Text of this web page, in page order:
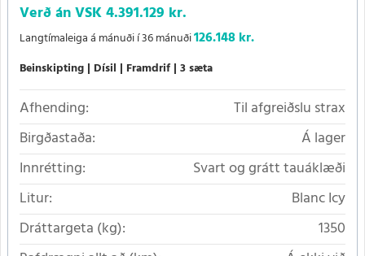
Verð án VSK4.391.129 kr.
Langtímaleiga á mánuði í 36 mánuði126.148 kr.
Beinskipting Dísil Framdrif 3 sæta
Afhending:
Til afgreiðslu strax
Birgðastaða:
Á lager
Innrétting:
Svart og grátt tauáklæði
Litur:
Blanc Icy
Dráttargeta (kg):
1350